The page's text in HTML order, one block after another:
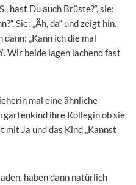
hast Du auch Brüste?“, sie:
Sie: „Äh, da“ und zeigt hin.
„Kann ich die mal
Wir beide lagen lachend fast
mal eine ähnliche
ihre Kollegin ob sie
Ja und das Kind „Kannst
haben dann natürlich